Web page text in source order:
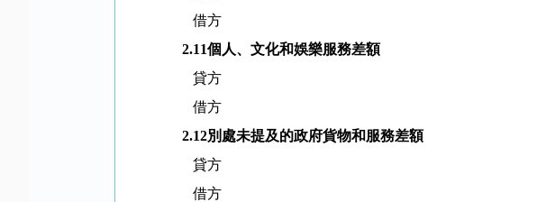
借方
2.11個人、文化和娛樂服務差額
貸方
借方
2.12別處未提及的政府貨物和服務差額
貸方
借方